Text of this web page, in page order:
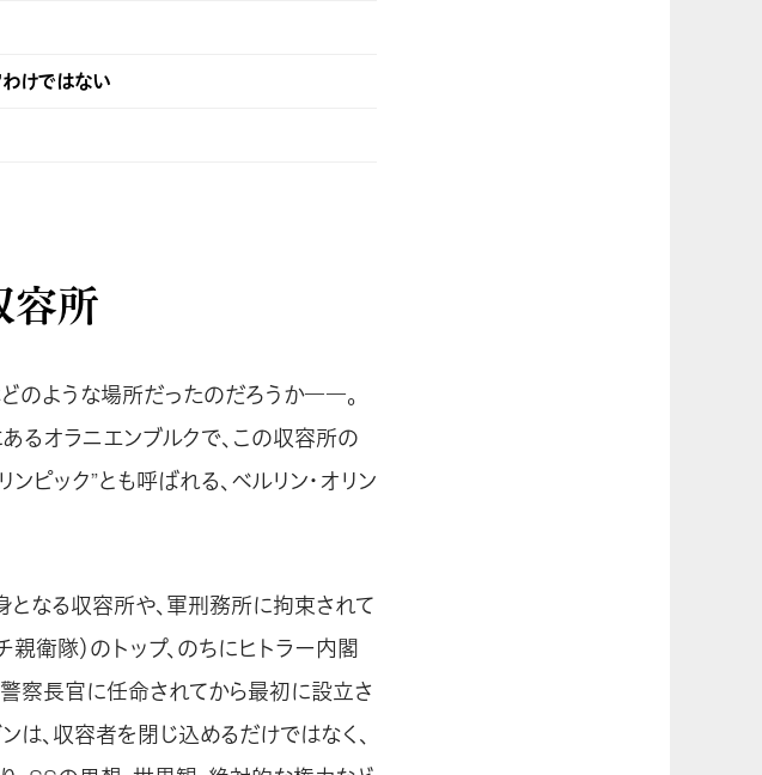
けではない
容所
どのような場所だったのだろうか――。
るオラニエンブルクで、この収容所の
ピック”とも呼ばれる、ベルリン・オリン
なる収容所や、軍刑務所に拘束されて
衛隊）のトップ、のちにヒトラー内閣
警察長官に任命されてから最初に設立さ
、収容者を閉じ込めるだけではなく、